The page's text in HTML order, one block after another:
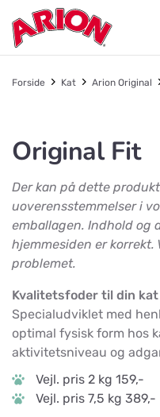
Forside Kat Arion Original
Original Fit
Der kan på dette
uoverensstemmelser i
emballagen. Indhold og
hjemmesiden er korrekt.
problemet.
Kvalitetsfoder til din kat
Specialudviklet med
optimal fysisk form hos
aktivitetsniveau og
Vejl. pris 2 kg 159,-
Vejl. pris 7,5 kg 389,-